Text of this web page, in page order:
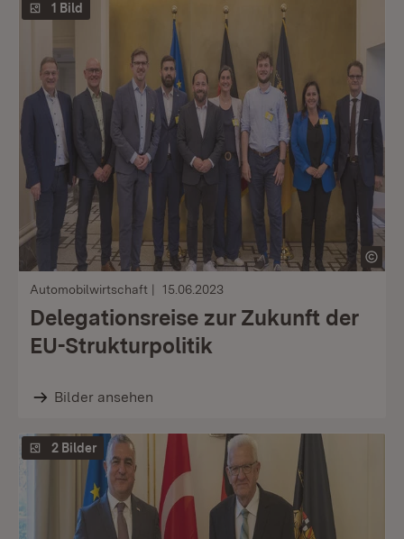
1 Bild
Automobilwirtschaft 15.06.2023
Delegationsreise zur Zukunft der
EU-Strukturpolitik
Bilder ansehen
2 Bilder